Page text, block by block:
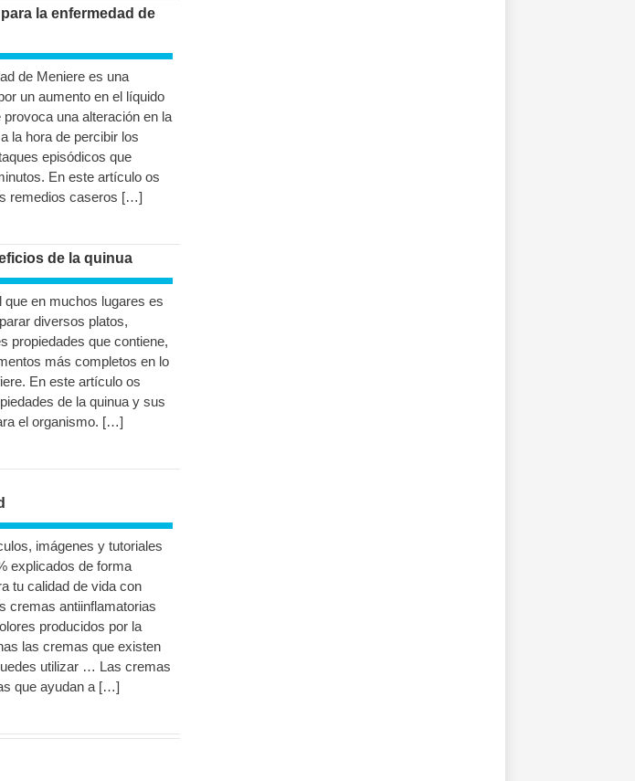
la enfermedad de
de Meniere es una
un aumento en el líquido
una alteración en la
la hora de percibir los
episódicos que
En este artículo os
remedios caseros […]
de la quinua
que en muchos lugares es
diversos platos,
propiedades que contiene,
más completos en lo
En este artículo os
de la quinua y sus
el organismo. […]
imágenes y tutoriales
explicados de forma
tu calidad de vida con
cremas antiinflamatorias
producidos por la
las cremas que existen
utilizar … Las cremas
que ayudan a […]